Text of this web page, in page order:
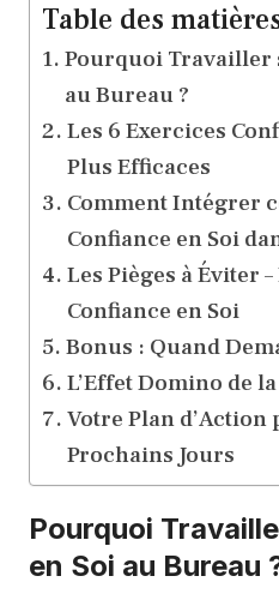
Table des
Pourquoi Travailler
au Bureau ?
Les 6 Exercices
Plus Efficaces
Comment Intégrer
Confiance en Soi
Les Pièges à Éviter
Confiance en Soi
Bonus : Quand
L’Effet Domino de
Votre Plan d’Action
Prochains Jours
Pourquoi
en Soi au Bureau